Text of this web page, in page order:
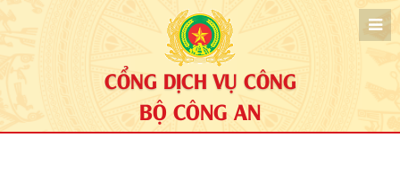
CỔNG DỊCH VỤ CÔNG
BỘ CÔNG AN